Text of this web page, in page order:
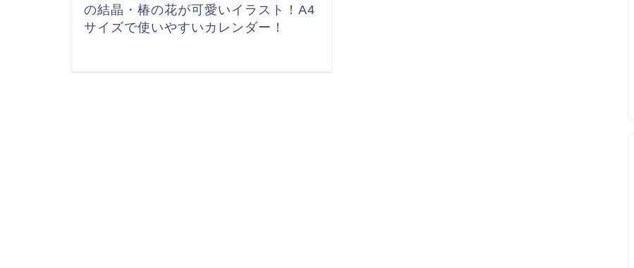
の結晶・椿の花が可愛いイラスト！A4
サイズで使いやすいカレンダー！